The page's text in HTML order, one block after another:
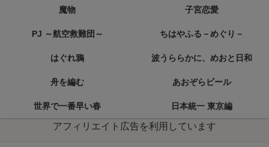
魔物 子宮恋愛
PJ ～航空救難団～ ちはやふる－めぐり－
はぐれ鴉 波うららかに、めおと日和
舟を編む あおぞらビール
世界で一番早い春 日本統一 東京編
アフィリエイト広告を利用しています